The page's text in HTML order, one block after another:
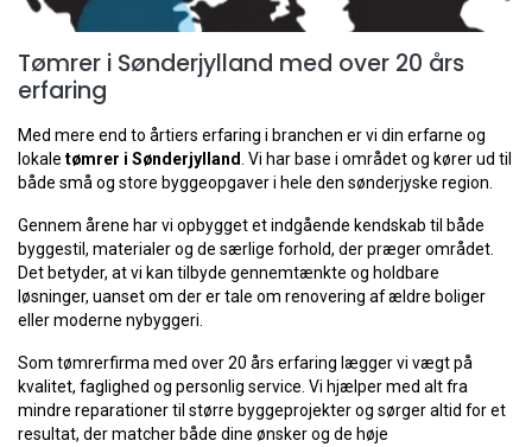
Tømrer i Sønderjylland med over 20 års
erfaring
Med mere end to årtiers erfaring i branchen er vi din erfarne og
lokale tømrer i Sønderjylland . Vi har base i området og kører ud til
både små og store byggeopgaver i hele den sønderjyske region.
Gennem årene har vi opbygget et indgående kendskab til både
byggestil, materialer og de særlige forhold, der præger området.
Det betyder, at vi kan tilbyde gennemtænkte og holdbare
løsninger, uanset om der er tale om renovering af ældre boliger
eller moderne nybyggeri.
Som tømrerfirma med over 20 års erfaring lægger vi vægt på
kvalitet, faglighed og personlig service. Vi hjælper med alt fra
mindre reparationer til større byggeprojekter og sørger altid for et
resultat, der matcher både dine ønsker og de høje